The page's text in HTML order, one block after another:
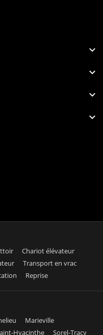
Chariot élévateur
Transport en vrac
Reprise
Marieville
Hyacinthe
Sorel-Tracy